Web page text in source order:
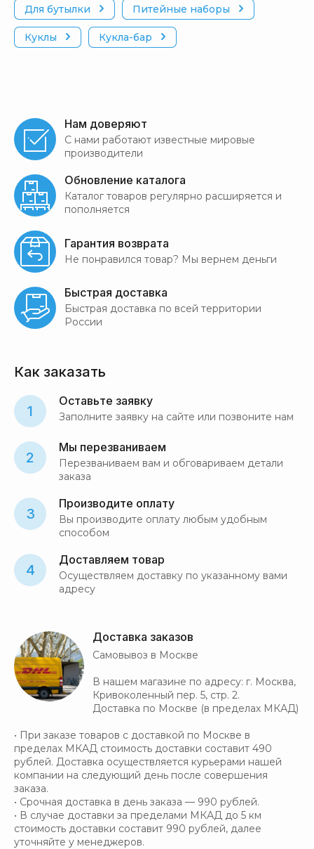
Для бутылки Питейные наборы
Куклы Кукла-бар
Нам доверяют
С нами работают известные мировые
производители
Обновление каталога
Каталог товаров регулярно расширяется и
пополняется
Гарантия возврата
Не понравился товар? Мы вернем деньги
Быстрая доставка
Быстрая доставка по всей территории
России
Как заказать
1
Оставьте заявку
Заполните заявку на сайте или позвоните нам
2
Мы перезваниваем
Перезваниваем вам и обговариваем детали
заказа
3
Производите оплату
Вы производите оплату любым удобным
способом
4
Доставляем товар
Осуществляем доставку по указанному вами
адресу
Доставка заказов
Самовывоз в Москве
В нашем магазине по адресу: г. Москва,
Кривоколенный пер. 5, стр. 2.
Доставка по Москве (в пределах МКАД)
• При заказе товаров с доставкой по Москве в
пределах МКАД стоимость доставки составит 490
рублей. Доставка осуществляется курьерами нашей
компании на следующий день после совершения
заказа.
• Срочная доставка в день заказа — 990 рублей.
• В случае доставки за пределами МКАД до 5 км
стоимость доставки составит 990 рублей, далее
уточняйте у менеджеров.